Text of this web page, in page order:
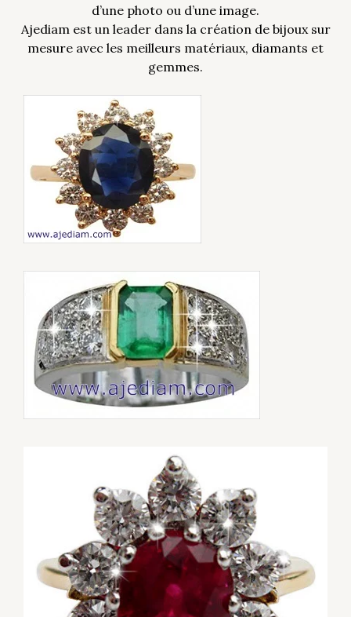
d’une photo ou d’une image.
Ajediam est un leader dans la création de bijoux sur
mesure avec les meilleurs matériaux, diamants et
gemmes.